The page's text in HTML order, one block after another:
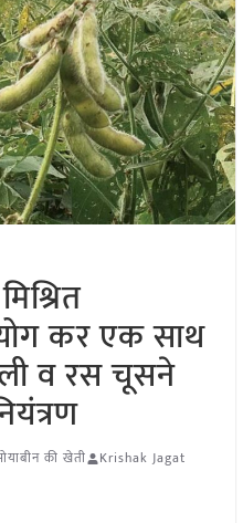
कर एक साथ
व रस चूसने
की खेती Krishak Jagat